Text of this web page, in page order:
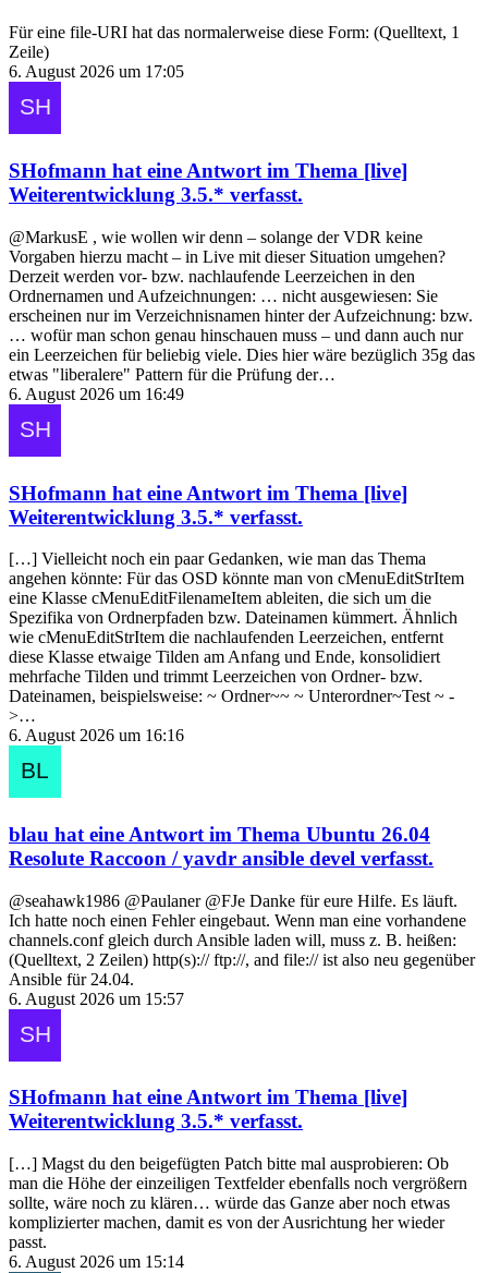
Für eine file-URI hat das normalerweise diese Form: (Quelltext, 1
Zeile)
6. August 2026 um 17:05
SHofmann hat eine Antwort im Thema [live]
Weiterentwicklung 3.5.* verfasst.
@MarkusE , wie wollen wir denn – solange der VDR keine
Vorgaben hierzu macht – in Live mit dieser Situation umgehen?
Derzeit werden vor- bzw. nachlaufende Leerzeichen in den
Ordnernamen und Aufzeichnungen: … nicht ausgewiesen: Sie
erscheinen nur im Verzeichnisnamen hinter der Aufzeichnung: bzw.
… wofür man schon genau hinschauen muss – und dann auch nur
ein Leerzeichen für beliebig viele. Dies hier wäre bezüglich 35g das
etwas "liberalere" Pattern für die Prüfung der…
6. August 2026 um 16:49
SHofmann hat eine Antwort im Thema [live]
Weiterentwicklung 3.5.* verfasst.
[…] Vielleicht noch ein paar Gedanken, wie man das Thema
angehen könnte: Für das OSD könnte man von cMenuEditStrItem
eine Klasse cMenuEditFilenameItem ableiten, die sich um die
Spezifika von Ordnerpfaden bzw. Dateinamen kümmert. Ähnlich
wie cMenuEditStrItem die nachlaufenden Leerzeichen, entfernt
diese Klasse etwaige Tilden am Anfang und Ende, konsolidiert
mehrfache Tilden und trimmt Leerzeichen von Ordner- bzw.
Dateinamen, beispielsweise: ~ Ordner~~ ~ Unterordner~Test ~ -
>…
6. August 2026 um 16:16
blau hat eine Antwort im Thema Ubuntu 26.04
Resolute Raccoon / yavdr ansible devel verfasst.
@seahawk1986 @Paulaner @FJe Danke für eure Hilfe. Es läuft.
Ich hatte noch einen Fehler eingebaut. Wenn man eine vorhandene
channels.conf gleich durch Ansible laden will, muss z. B. heißen:
(Quelltext, 2 Zeilen) http(s):// ftp://, and file:// ist also neu gegenüber
Ansible für 24.04.
6. August 2026 um 15:57
SHofmann hat eine Antwort im Thema [live]
Weiterentwicklung 3.5.* verfasst.
[…] Magst du den beigefügten Patch bitte mal ausprobieren: Ob
man die Höhe der einzeiligen Textfelder ebenfalls noch vergrößern
sollte, wäre noch zu klären… würde das Ganze aber noch etwas
komplizierter machen, damit es von der Ausrichtung her wieder
passt.
6. August 2026 um 15:14